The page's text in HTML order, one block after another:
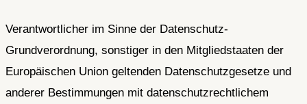
Verantwortlicher im Sinne der Datenschutz-
Grundverordnung, sonstiger in den Mitgliedstaaten der
Europäischen Union geltenden Datenschutzgesetze und
anderer Bestimmungen mit datenschutzrechtlichem